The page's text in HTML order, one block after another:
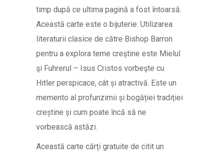
timp după ce ultima pagină a fost întoarsă.
Această carte este o bijuterie. Utilizarea
literaturii clasice de către Bishop Barron
pentru a explora teme creștine este Mielul
şi Fuhrerul – Isus Cristos vorbeşte cu
Hitler perspicace, cât și atractivă. Este un
memento al profunzimii și bogăției tradiției
creștine și cum poate încă să ne
vorbească astăzi.
Această carte cărți gratuite de citit un